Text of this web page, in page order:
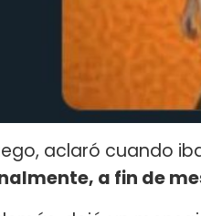
aclaró cuando
a fin de